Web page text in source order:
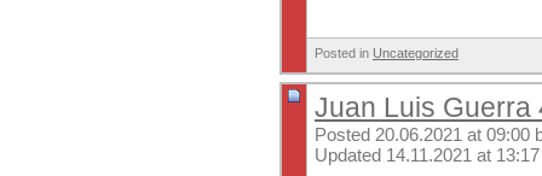
Posted in Uncategorized
Juan Luis
Posted 20.06.2021 at 09:00
Updated 14.11.2021 at